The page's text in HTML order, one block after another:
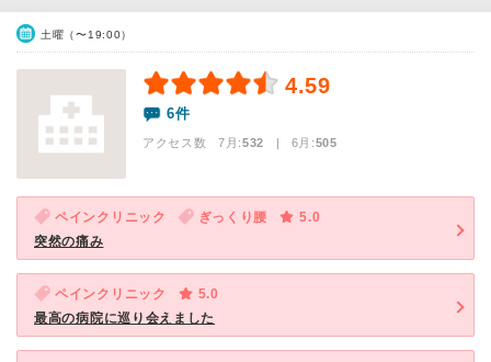
土曜（〜19:00）
4.59
6件
アクセス数 7月:532 | 6月:505
ペインクリニック ぎっくり腰
5.0
突然の痛み
ペインクリニック
5.0
最高の病院に巡り会えました